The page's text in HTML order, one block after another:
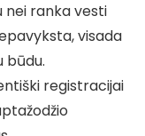
nei ranka vesti
visada
būdu.
registracijai